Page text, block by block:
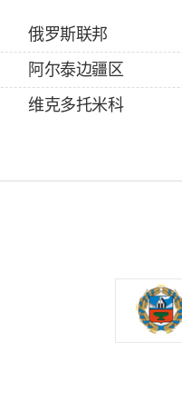
俄罗斯联邦
阿尔泰边疆区
维克多托米科